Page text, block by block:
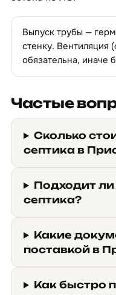
Выпуск трубы —
стенку. Вентиляция
обязательна, иначе
Частые
Сколько
септика в
Подходит
септика?
Какие
поставкой в
Как быстро